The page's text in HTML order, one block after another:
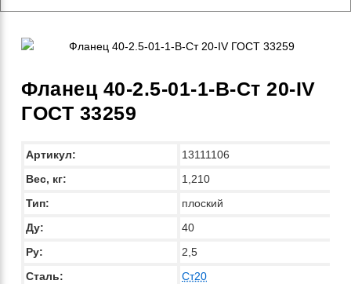
Фланец 40-2.5-01-1-B-Ст 20-IV
ГОСТ 33259
Артикул:
13111106
Вес, кг:
1,210
Тип:
плоский
Ду:
40
Ру:
2,5
Сталь:
Ст20